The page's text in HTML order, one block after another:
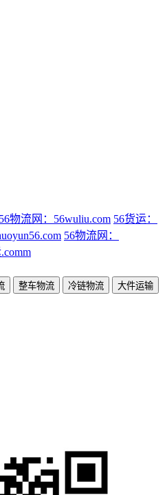
56物流网：56wuliu.com 56货运：
56物流网：
整车物流 冷链物流
大件运输